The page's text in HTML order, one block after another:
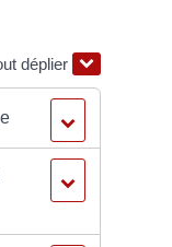
déplier